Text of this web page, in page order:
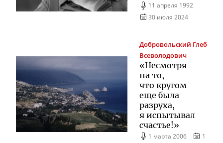
11 апреля 1992
30 июля 2024
Добровольский Глеб
Всеволодович
«Несмотря
на то,
что кругом
еще была
разруха,
я испытывал
счастье!»
1 марта 2006
1